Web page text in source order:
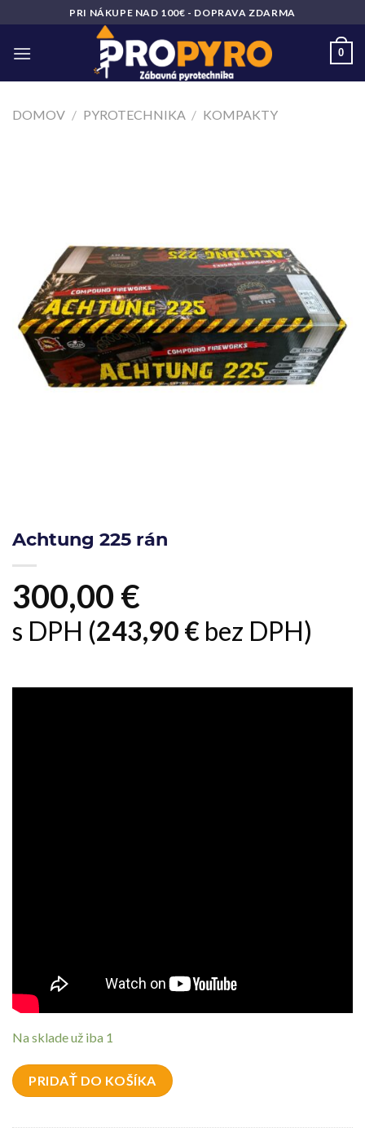
to
content
PRI NÁKUPE NAD 100€ - DOPRAVA ZDARMA
0
DOMOV / PYROTECHNIKA / KOMPAKTY
Achtung 225 rán
300,00 €
s DPH (243,90 € bez DPH)
Na sklade už iba 1
PRIDAŤ DO KOŠÍKA